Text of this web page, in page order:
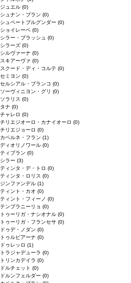
ジュエル (0)
シュナン・ブラン (0)
シュペートブルグンダー (0)
ショイレーベ (0)
シラー・ブラッシュ (0)
シラーズ (0)
シルヴァーナ (0)
スキアーヴァ (0)
スクード・ディ・コルテ (0)
セミヨン (0)
セルシアル・ブランコ (0)
ソーヴィニヨン・グリ (0)
ソラリス (0)
タナ (0)
チャレロ (0)
チリエジオーロ・カナイオーロ (0)
チリエジョーロ (0)
カベルネ・フラン (1)
ディオリノワール (0)
ティブラン (0)
シラー (3)
ティンタ・デ・トロ (0)
ティンタ・ロリス (0)
ジンファンデル (1)
ティント・カオ (0)
ティント・フィーノ (0)
テンプラニーリョ (0)
トゥーリガ・ナシオナル (0)
トゥーリガ・フランセサ (0)
ドゥデ・ノダン (0)
トゥルビアーナ (0)
ドゥレッロ (1)
トラジャデューラ (0)
トリンカデイラ (0)
ドルチェット (0)
ドルンフェルダー (0)